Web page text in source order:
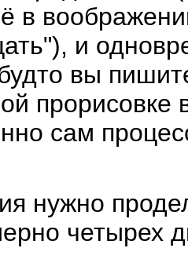
в
и
вы
прорисовке
сам
нужно
четырех